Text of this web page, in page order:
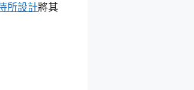
所設計將其